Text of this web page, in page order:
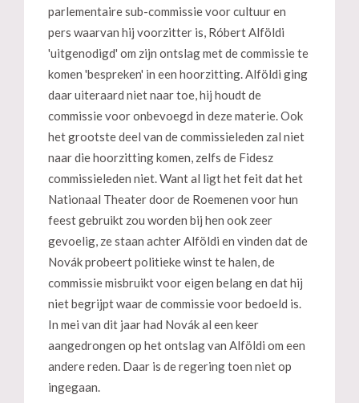
parlementaire sub-commissie voor cultuur en
pers waarvan hij voorzitter is, Róbert Alföldi
'uitgenodigd' om zijn ontslag met de commissie te
komen 'bespreken' in een hoorzitting. Alföldi ging
daar uiteraard niet naar toe, hij houdt de
commissie voor onbevoegd in deze materie. Ook
het grootste deel van de commissieleden zal niet
naar die hoorzitting komen, zelfs de Fidesz
commissieleden niet. Want al ligt het feit dat het
Nationaal Theater door de Roemenen voor hun
feest gebruikt zou worden bij hen ook zeer
gevoelig, ze staan achter Alföldi en vinden dat de
Novák probeert politieke winst te halen, de
commissie misbruikt voor eigen belang en dat hij
niet begrijpt waar de commissie voor bedoeld is.
In mei van dit jaar had Novák al een keer
aangedrongen op het ontslag van Alföldi om een
andere reden. Daar is de regering toen niet op
ingegaan.